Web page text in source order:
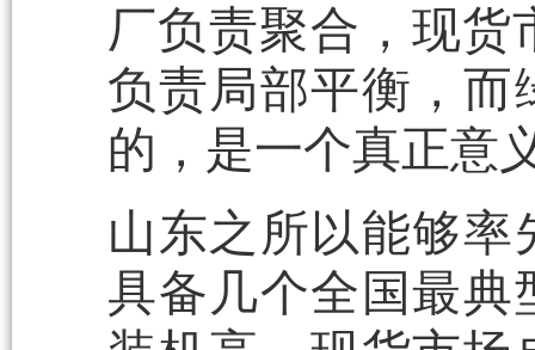
厂负责聚合，现
负责局部平衡，而
的，是一个真正意
山东之所以能够
具备几个全国最典